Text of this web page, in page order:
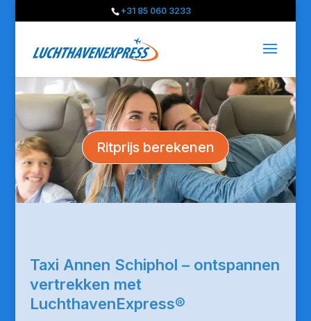
+31 85 060 3233
Ritprijs berekenen
Taxi Annen Schiphol – ontspannen
vertrekken met
LuchthavenExpress®